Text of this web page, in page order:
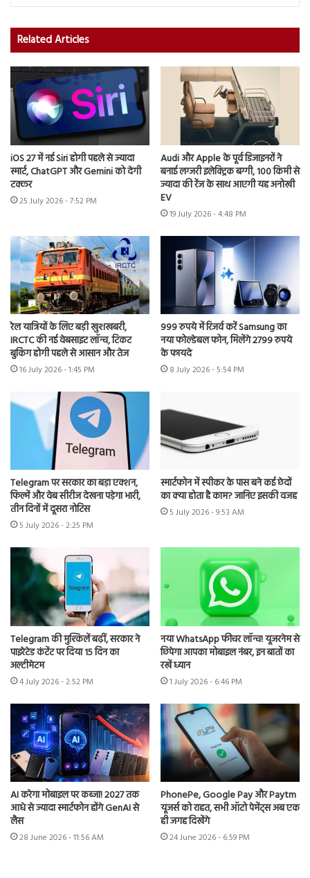
Related Articles
iOS 27 में नई Siri होगी पहले से ज्यादा
स्मार्ट, ChatGPT और Gemini को देगी
टक्कर
25 July 2026 - 7:52 PM
Audi और Apple के पूर्व डिजाइनरों ने
बनाई लग्जरी इलेक्ट्रिक बग्गी, 100 किमी से
ज्यादा की रेंज के साथ आएगी यह अनोखी
EV
19 July 2026 - 4:48 PM
रेल यात्रियों के लिए बड़ी खुशखबरी,
IRCTC की नई वेबसाइट लॉन्च, टिकट
बुकिंग होगी पहले से आसान और तेज
16 July 2026 - 1:45 PM
999 रुपये में रिजर्व करें Samsung का
नया फोल्डेबल फोन, मिलेंगे 2799 रुपये
के फायदे
8 July 2026 - 5:54 PM
Telegram पर सरकार का बड़ा एक्शन,
फिल्में और वेब सीरीज देखना पड़ेगा भारी,
तीन दिनों में दूसरा नोटिस
5 July 2026 - 2:25 PM
स्मार्टफोन में स्पीकर के पास बने कई छेदों
का क्या होता है काम? जानिए इसकी वजह
5 July 2026 - 9:53 AM
Telegram की मुश्किलें बढ़ीं, सरकार ने
पाइरेटेड कंटेंट पर दिया 15 दिन का
अल्टीमेटम
4 July 2026 - 2:52 PM
नया WhatsApp फीचर लॉन्च! यूजरनेम से
छिपेगा आपका मोबाइल नंबर, इन बातों का
रखें ध्यान
1 July 2026 - 6:46 PM
AI करेगा मोबाइल पर कब्जा! 2027 तक
आधे से ज्यादा स्मार्टफोन होंगे GenAI से
लैस
28 June 2026 - 11:56 AM
PhonePe, Google Pay और Paytm
यूजर्स को राहत, सभी ऑटो पेमेंट्स अब एक
ही जगह दिखेंगे
24 June 2026 - 6:59 PM